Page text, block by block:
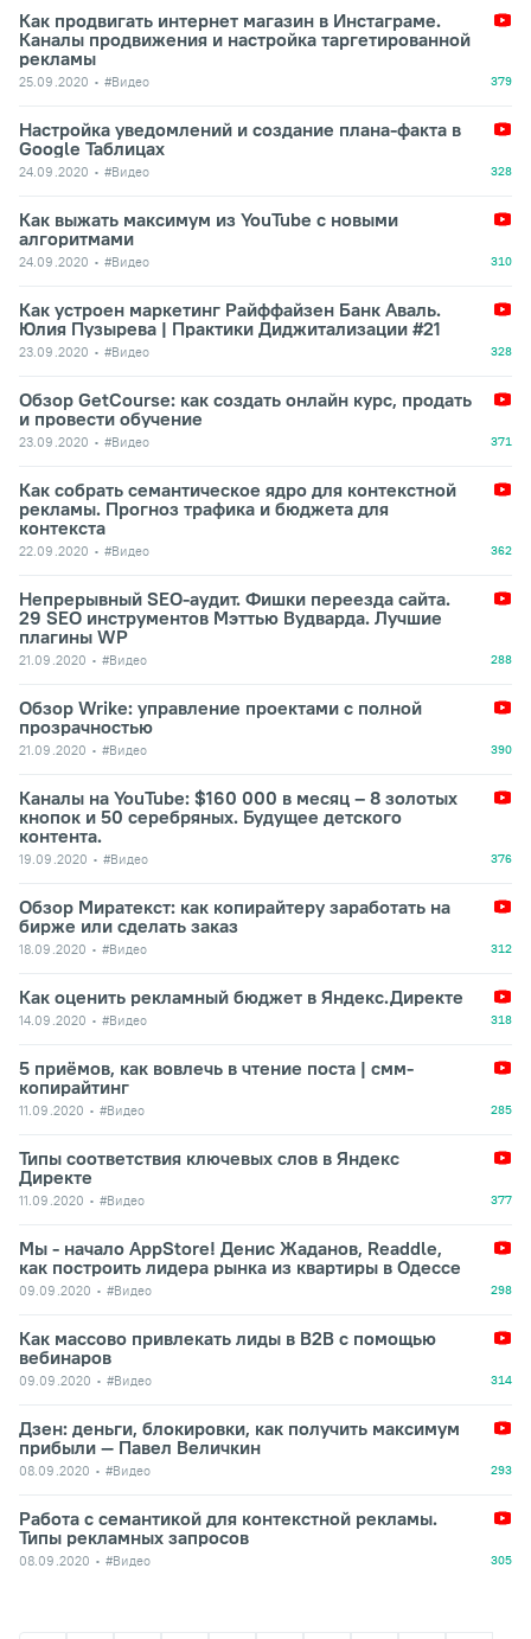
Как продвигать интернет магазин в Инстаграме.
Каналы продвижения и настройка таргетированной
рекламы
25.09.2020 #Видео 379
Настройка уведомлений и создание плана-факта в
Google Таблицах
24.09.2020 #Видео 328
Как выжать максимум из YouTube с новыми
алгоритмами
24.09.2020 #Видео 310
Как устроен маркетинг Райффайзен Банк Аваль.
Юлия Пузырева | Практики Диджитализации #21
23.09.2020 #Видео 328
Обзор GetCourse: как создать онлайн курс, продать
и провести обучение
23.09.2020 #Видео 371
Как собрать семантическое ядро для контекстной
рекламы. Прогноз трафика и бюджета для
контекста
22.09.2020 #Видео 362
Непрерывный SEO-аудит. Фишки переезда сайта.
29 SEO инструментов Мэттью Вудварда. Лучшие
плагины WP
21.09.2020 #Видео 288
Обзор Wrike: управление проектами с полной
прозрачностью
21.09.2020 #Видео 390
Каналы на YouTube: $160 000 в месяц – 8 золотых
кнопок и 50 серебряных. Будущее детского
контента.
19.09.2020 #Видео 376
Обзор Миратекст: как копирайтеру заработать на
бирже или сделать заказ
18.09.2020 #Видео 312
Как оценить рекламный бюджет в Яндекс.Директе
14.09.2020 #Видео 318
5 приёмов, как вовлечь в чтение поста | смм-
копирайтинг
11.09.2020 #Видео 285
Типы соответствия ключевых слов в Яндекс
Директе
11.09.2020 #Видео 377
Мы - начало AppStore! Денис Жаданов, Readdle,
как построить лидера рынка из квартиры в Одессе
09.09.2020 #Видео 298
Как массово привлекать лиды в В2В с помощью
вебинаров
09.09.2020 #Видео 314
Дзен: деньги, блокировки, как получить максимум
прибыли — Павел Величкин
08.09.2020 #Видео 293
Работа с семантикой для контекстной рекламы.
Типы рекламных запросов
08.09.2020 #Видео 305